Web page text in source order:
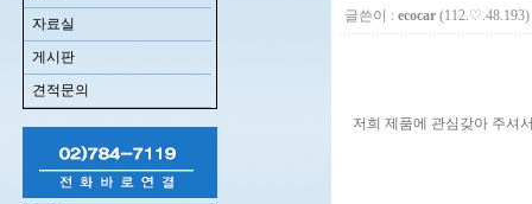
자료실
게시판
견적문의
글쓴이 : ecocar (112.♡.48.193)
저희 제품에 관심갖아 주셔